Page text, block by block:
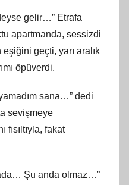
gelir…” Etrafa
apartmanda, sessizdi
eşiğini geçti, yarı aralık
öpüverdi.
sana…” dedi
sevişmeye
fısıltıyla, fakat
Şu anda olmaz…”